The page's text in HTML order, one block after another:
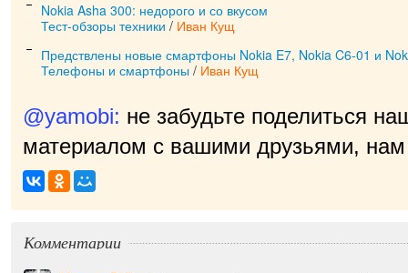
Nokia Asha 300: недорого и со вкусом
Тест-обзоры техники / Иван Кущ
Предствлены новые смартфоны Nokia E7, Nokia C6-01 и
Телефоны и смартфоны / Иван Кущ
@yamobi: не забудьте поделиться
материалом с вашими друзьями, нам
приятно!